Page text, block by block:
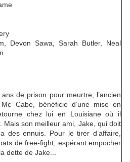
Devon Sawa, Sarah Butler, Neal
de prison pour meurtre, l’ancien
Cabe, bénéficie d’une mise en
chez lui en Louisiane où il
Mais son meilleur ami, Jake, qui doit
des ennuis. Pour le tirer d’affaire,
de free-fight, espérant empocher
dette de Jake...